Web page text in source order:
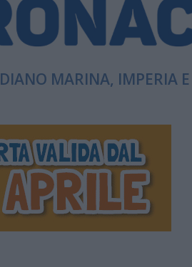
DIANO MARINA, IMPERIA